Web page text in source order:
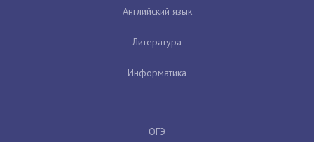
Английский язык
Литература
Информатика
ОГЭ